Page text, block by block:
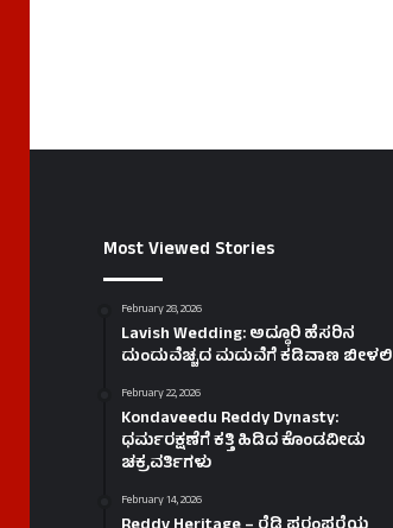
Most Viewed Stories
February 28, 2026
Lavish Wedding: ಅದ್ಧೂರಿ ಹೆಸರಿನ
ದುಂದುವೆಚ್ಚದ ಮದುವೆಗೆ ಕಡಿವಾಣ ಬೀಳಲಿ
February 22, 2026
Kondaveedu Reddy Dynasty:
ಧರ್ಮರಕ್ಷಣೆಗೆ ಕತ್ತಿ ಹಿಡಿದ ಕೊಂಡವೀಡು
ಚಕ್ರವರ್ತಿಗಳು
February 14, 2026